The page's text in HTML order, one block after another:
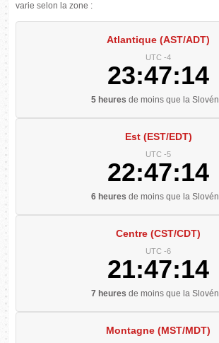
varie selon la zone :
Atlantique (AST/ADT)
UTC -4
23:47:15
5 heures de moins que la
Est (EST/EDT)
UTC -5
22:47:15
6 heures de moins que la
Centre (CST/CDT)
UTC -6
21:47:15
7 heures de moins que la
Montagne (MST/MDT)